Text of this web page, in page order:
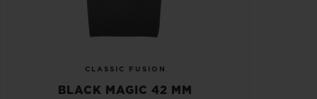
CLASSIC FUSION
BLACK MAGIC 42 MM